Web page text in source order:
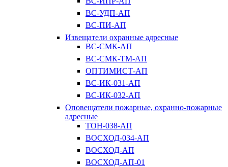
ВС-УДП-АП
ВС-ПИ-АП
Извещатели охранные адресные
ВС-СМК-АП
ВС-СМК-ТМ-АП
ОПТИМИСТ-АП
ВС-ИК-031-АП
ВС-ИК-032-АП
Оповещатели пожарные, охранно-пожарные
адресные
ТОН-038-АП
ВОСХОД-034-АП
ВОСХОД-АП
ВОСХОД-АП-01